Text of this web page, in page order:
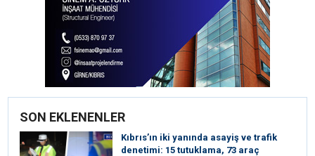
SON EKLENENLER
Kıbrıs’ın iki yanında asayiş ve trafik
denetimi: 15 tutuklama, 73 araç